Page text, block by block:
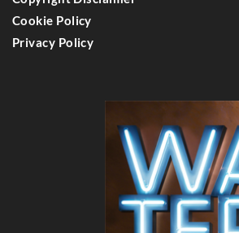
Cookie Policy
Privacy Policy